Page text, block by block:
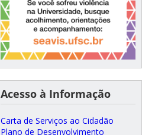
Acesso à Informação
Carta de Serviços ao Cidadão
Plano de Desenvolvimento